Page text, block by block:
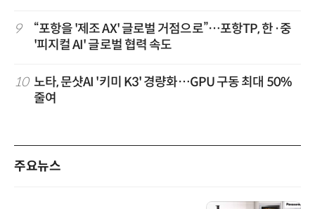
9
“포항을 '제조 AX' 글로벌 거점으로”…포항TP, 한·중
'피지컬 AI' 글로벌 협력 속도
10 노타, 문샷AI '키미 K3' 경량화…GPU 구동 최대 50%
줄여
주요뉴스